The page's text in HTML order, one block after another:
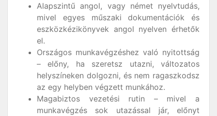
Alapszintű angol, vagy német nyelvtudás,
mivel egyes műszaki dokumentációk és
eszközkézikönyvek angol nyelven érhetők
el.
Országos munkavégzéshez való nyitottság
– előny, ha szeretsz utazni, változatos
helyszíneken dolgozni, és nem ragaszkodsz
az egy helyben végzett munkához.
Magabiztos vezetési rutin – mivel a
munkavégzés sok utazással jár, előnyt